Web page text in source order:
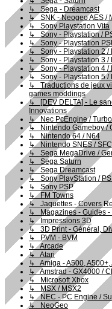
↳ Sega - Dreamcast
↳ SNK - Neogeo AES /
↳ Sony Playstation Vita
↳ Sony - Playstation /
↳ Sony - Playstation
↳ Sony - Playstation 2 /
↳ Sony - Playstation 3 /
↳ Sony - Playstation 4 /
↳ Sony - Playstation 5 /
↳ Traductions de jeux
games moddings
↳ [DEV DELTA] - Le
Innovations
↳ Nec PcEngine /
↳ Nintendo Gameboy /
↳ Nintendo 64 / N64
↳ Nintendo SNES / SFC
↳ Sega MegaDrive /
↳ Sega Saturn
↳ Sega Dreamcast
↳ Sony PlayStation /
↳ Sony PSP
↳ FM Towns
↳ Jaquettes - Covers
↳ Magazines - Guides -
↳ Impressions 3D
↳ 3D Print - Général,
↳ PVM - BVM
↳ Arcade
↳ Atari
↳ Amiga - A500, A500+,
↳ Amstrad - GX4000 /
↳ Microsoft Xbox
↳ MSX / MSX2
↳ NEC - PC Engine /
↳ NeoGeo